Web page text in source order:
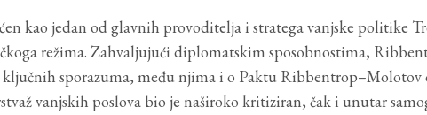
kao jedan od glavnih provoditelja i stratega vanjske politike
režima. Zahvaljujući diplomatskim sposobnostima,
ključnih sporazuma, među njima i o Paktu
vanjskih poslova bio je naširoko kritiziran, čak i unutar